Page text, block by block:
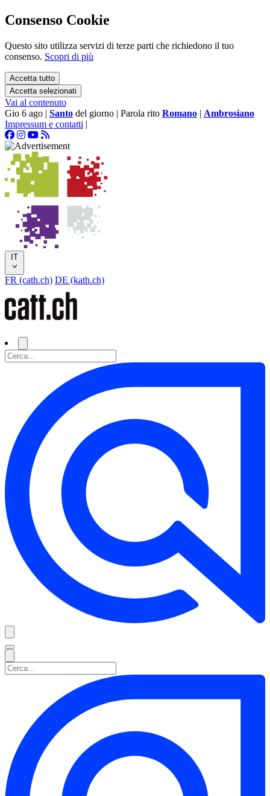
Consenso Cookie
Questo sito utilizza servizi di terze parti che richiedono il tuo
consenso. Scopri di più
Accetta tutto
Accetta selezionati
Vai al contenuto
Gio 6 ago | Santo del giorno | Parola rito Romano | Ambrosiano
Impressum e contatti |
IT
FR (cath.ch) DE (kath.ch)